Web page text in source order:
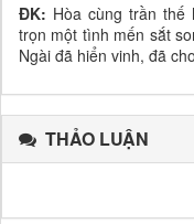
ĐK: Hòa cùng trần
trọn một tình mến sắt
Ngài đã hiển vinh, đã
THẢO LUẬN